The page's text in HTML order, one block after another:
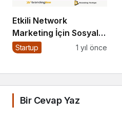
Etkili Network
Marketing İçin Sosyal
Medya Etkinliği İçin
Startup 1 yıl önce
Bir Cevap Yaz